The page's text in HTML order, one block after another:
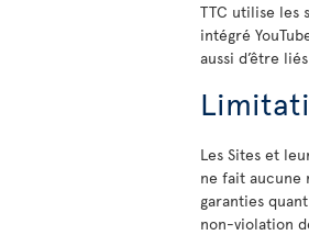
TTC utilise les
intégré
aussi d’être
Les Sites et
ne fait aucune
garanties
non-violation